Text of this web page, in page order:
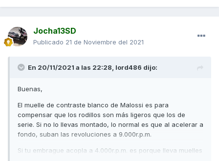
Jocha13SD
Publicado 21 de Noviembre del 2021
En 20/11/2021 a las 22:28, lord486 dijo:
Buenas,
El muelle de contraste blanco de Malossi es para
compensar que los rodillos son más ligeros que los de
serie. Si no lo llevas montado, lo normal es que al acelerar a
fondo, suban las revoluciones a 9.000r.p.m.
Si tu embrague acopla a 4.000r.p.m. es porque lleva muelles